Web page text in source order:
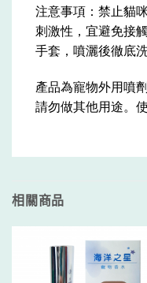
注意事項：禁止貓
刺激性，宜避免接
手套，噴灑後徹底洗
產品為寵物外用噴
請勿做其他用途。
相關商品